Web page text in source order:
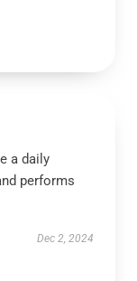
a daily
performs
Dec 2, 2024